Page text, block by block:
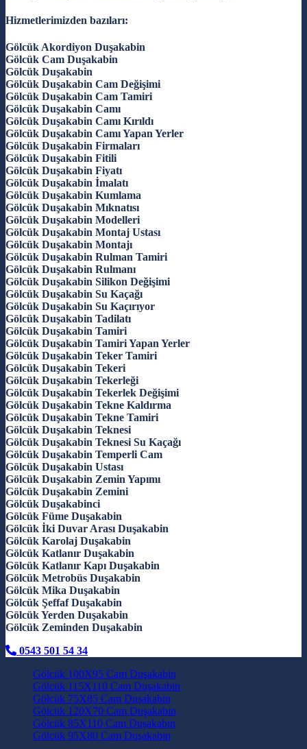
Hizmetlerimizden bazıları:
Gölcük Akordiyon Duşakabin
Gölcük Cam Duşakabin
Gölcük Duşakabin
Gölcük Duşakabin Cam Değişimi
Gölcük Duşakabin Cam Tamiri
Gölcük Duşakabin Camı
Gölcük Duşakabin Camı Kırıldı
Gölcük Duşakabin Camı Yapan Yerler
Gölcük Duşakabin Firmaları
Gölcük Duşakabin Fitili
Gölcük Duşakabin Fiyatı
Gölcük Duşakabin İmalatı
Gölcük Duşakabin Kumlama
Gölcük Duşakabin Mıknatısı
Gölcük Duşakabin Modelleri
Gölcük Duşakabin Montaj Ustası
Gölcük Duşakabin Montajı
Gölcük Duşakabin Rulman Tamiri
Gölcük Duşakabin Rulmanı
Gölcük Duşakabin Silikon Değişimi
Gölcük Duşakabin Su Kaçağı
Gölcük Duşakabin Su Kaçırıyor
Gölcük Duşakabin Tadilatı
Gölcük Duşakabin Tamiri
Gölcük Duşakabin Tamiri Yapan Yerler
Gölcük Duşakabin Teker Tamiri
Gölcük Duşakabin Tekeri
Gölcük Duşakabin Tekerleği
Gölcük Duşakabin Tekerlek Değişimi
Gölcük Duşakabin Tekne Kaldırma
Gölcük Duşakabin Tekne Tamiri
Gölcük Duşakabin Teknesi
Gölcük Duşakabin Teknesi Su Kaçağı
Gölcük Duşakabin Temperli Cam
Gölcük Duşakabin Ustası
Gölcük Duşakabin Zemin Yapımı
Gölcük Duşakabin Zemini
Gölcük Duşakabinci
Gölcük Füme Duşakabin
Gölcük İki Duvar Arası Duşakabin
Gölcük Karolaj Duşakabin
Gölcük Katlanır Duşakabin
Gölcük Katlanır Kapı Duşakabin
Gölcük Metrobüs Duşakabin
Gölcük Mika Duşakabin
Gölcük Şeffaf Duşakabin
Gölcük Yerden Duşakabin
Gölcük Zeminden Duşakabin
0543 501 54 34
Gölcük 100X95 Cam Duşakabin
Gölcük 115X110 Cam Duşakabin
Gölcük 75X85 Cam Duşakabin
Gölcük 120X70 Cam Duşakabin
Gölcük 85X110 Cam Duşakabin
Gölcük 95X80 Cam Duşakabin